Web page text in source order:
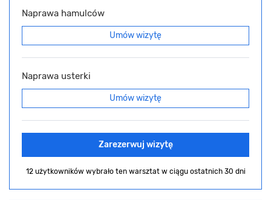
Naprawa hamulców
Umów wizytę
Naprawa usterki
Umów wizytę
Zarezerwuj wizytę
12 użytkowników wybrało ten warsztat w ciągu ostatnich 30 dni